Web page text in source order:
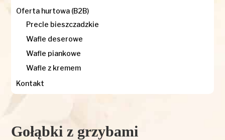
Oferta hurtowa (B2B)
Precle bieszczadzkie
Wafle deserowe
Wafle piankowe
Wafle z kremem
Kontakt
Gołąbki z grzybami